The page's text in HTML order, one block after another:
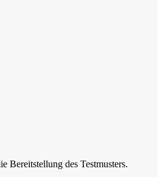
Bereitstellung des Testmusters.